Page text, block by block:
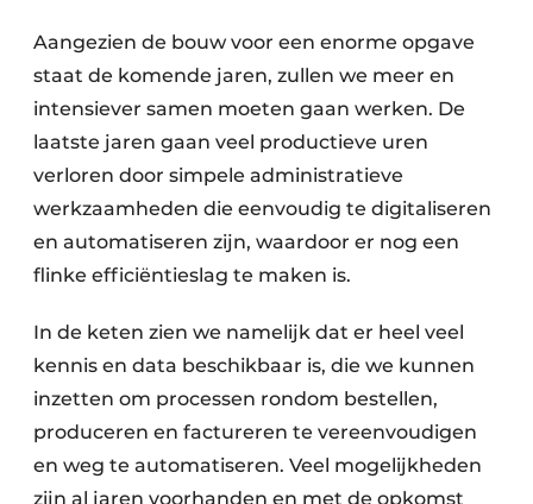
Uitnodiging Rondetafelgesprek – 20 jaar Profiel
Vacature aanmelden
Vacatures
Video’s
Werben
Aangezien de bouw voor een enorme opgave
staat de komende jaren, zullen we meer en
intensiever samen moeten gaan werken. De
laatste jaren gaan veel productieve uren
verloren door simpele administratieve
werkzaamheden die eenvoudig te digitaliseren
en automatiseren zijn, waardoor er nog een
flinke efficiëntieslag te maken is.
In de keten zien we namelijk dat er heel veel
kennis en data beschikbaar is, die we kunnen
inzetten om ­processen rondom bestellen,
produceren en factureren te vereenvoudigen
en weg te automatiseren. Veel mogelijkheden
zijn al jaren voorhanden en met de opkomst